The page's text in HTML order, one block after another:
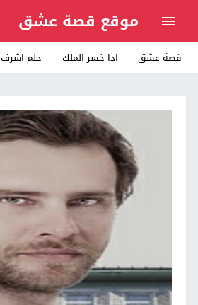
موقع قصة عشق
قصة عشق اذا خسر الملك حلم اشرف